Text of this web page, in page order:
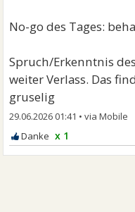
No-go des Tages:
Spruch/Erkenntnis
weiter Verlass. Das
gruselig
29.06.2026 01:41 •
x 1